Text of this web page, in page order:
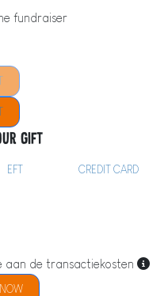
fundraiser
gift
EFT CREDIT CARD
aan de transactiekosten